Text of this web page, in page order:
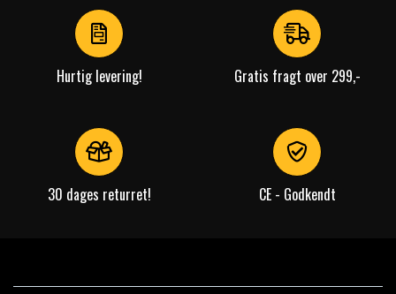
Hurtig levering! Gratis fragt over 299,-
30 dages returret! CE - Godkendt